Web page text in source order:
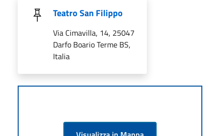
Teatro San Filippo
Via Cimavilla, 14, 25047
Darfo Boario Terme BS,
Italia